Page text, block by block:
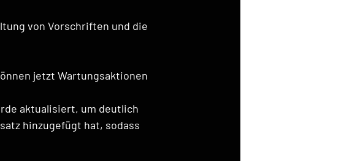
von Vorschriften und die
jetzt Wartungsaktionen
aktualisiert, um deutlich
hinzugefügt hat, sodass